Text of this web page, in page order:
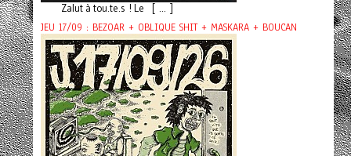
Zalut à tou.te.s ! Le [ ... ]
JEU 17/09 : BEZOAR + OBLIQUE SHIT + MASKARA + BOUCAN